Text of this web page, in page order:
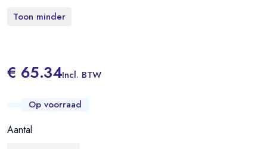
Toon minder
€ 65.34Incl. BTW
Op voorraad
Aantal